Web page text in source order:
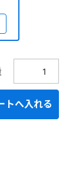
トへ入れる